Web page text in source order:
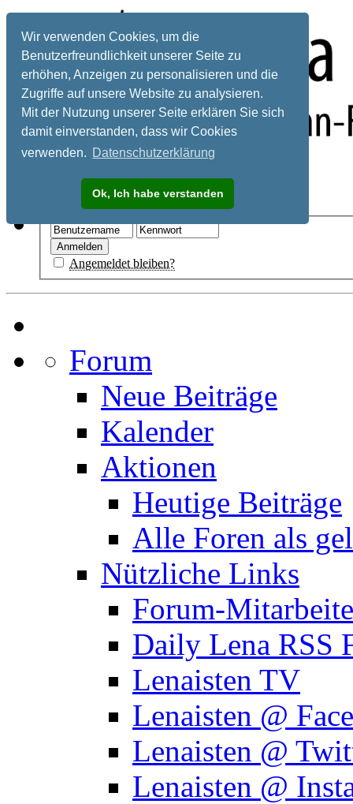
Wir verwenden Cookies, um die
Benutzerfreundlichkeit unserer Seite zu
erhöhen, Anzeigen zu personalisieren und die
Zugriffe auf unsere Website zu analysieren.
Mit der Nutzung unserer Seite erklären Sie sich
damit einverstanden, dass wir Cookies
verwenden. Datenschutzerklärung
Ok, Ich habe verstanden
Registrieren
Angemeldet bleiben?
Forum
Neue Beiträge
Kalender
Aktionen
Heutige Beiträge
Alle Foren als
Nützliche Links
Forum-
Daily Lena RSS
Lenaisten TV
Lenaisten @
Lenaisten @
Lenaisten @